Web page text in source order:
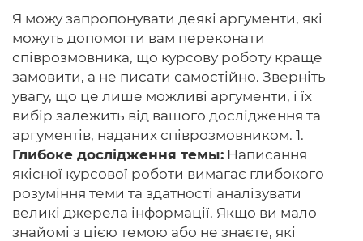
Я можу запропонувати деякі аргументи, які
можуть допомогти вам переконати
співрозмовника, що курсову роботу краще
замовити, а не писати самостійно. Зверніть
увагу, що це лише можливі аргументи, і їх
вибір залежить від вашого дослідження та
аргументів, наданих співрозмовником. 1.
Глибоке дослідження темы: Написання
якісної курсової роботи вимагає глибокого
розуміння теми та здатності аналізувати
великі джерела інформації. Якщо ви мало
знайомі з цією темою або не знаєте, які